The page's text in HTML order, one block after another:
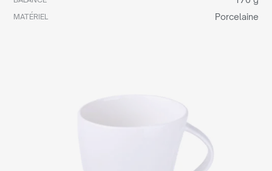
MATÉRIEL Porcelaine